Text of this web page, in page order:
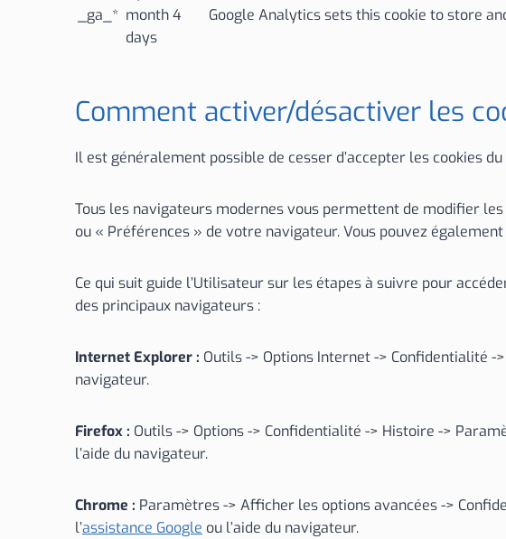
_ga_* month 4
days
Google Analytics sets this cookie to store
Comment activer/désactiver les
Il est généralement possible de cesser d’accepter les cookies
Tous les navigateurs modernes vous permettent de modifier
ou « Préférences » de votre navigateur. Vous pouvez
Ce qui suit guide l’Utilisateur sur les étapes à suivre pour
des principaux navigateurs :
Internet Explorer : Outils -> Options Internet -> Confidentialité -
navigateur.
Firefox : Outils -> Options -> Confidentialité -> Histoire ->
l’aide du navigateur.
Chrome : Paramètres -> Afficher les options avancées ->
l’assistance Google ou l’aide du navigateur.